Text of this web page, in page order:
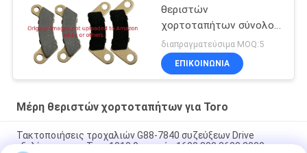
θεριστών
χορτοταπήτων σύνολο
μαξιλαριών φρένων
μερών 4 τακτοποιήσεων
Toro
διαπραγματεύσιμα MOQ:5
ΕΠΙΚΟΙΝΩΝΊΑ
Μέρη θεριστών χορτοταπήτων για Toro
Τακτοποιήσεις τροχαλιών G88-7840 συζεύξεων Drive
εξελίκτρων για Toro 1010 θεριστής 1600 800 2600 2000